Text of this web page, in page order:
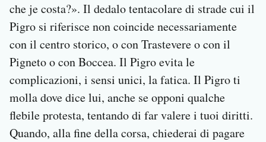
che je costa?». Il dedalo tentacolare di strade cui il
Pigro si riferisce non coincide necessariamente
con il centro storico, o con Trastevere o con il
Pigneto o con Boccea. Il Pigro evita le
complicazioni, i sensi unici, la fatica. Il Pigro ti
molla dove dice lui, anche se opponi qualche
flebile protesta, tentando di far valere i tuoi diritti.
Quando, alla fine della corsa, chiederai di pagare